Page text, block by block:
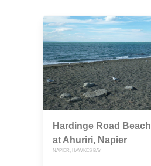
Hardinge Road Beach
at Ahuriri, Napier
NAPIER, HAWKES BAY